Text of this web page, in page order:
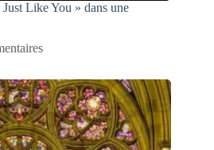
Like You » dans une